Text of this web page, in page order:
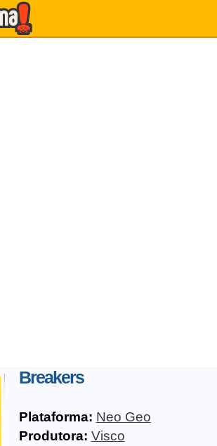
Breakers
Plataforma: Neo Geo
Produtora: Visco